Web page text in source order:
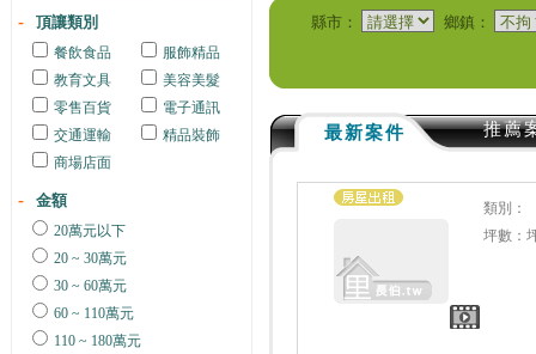
頂讓類別
餐飲食品
服飾精品
教育文具
美容美髮
零售百貨
電子通訊
交通運輸
精品裝飾
商場店面
金額
20萬元以下
20 ~ 30萬元
30 ~ 60萬元
60 ~ 110萬元
110 ~ 180萬元
縣市： 鄉鎮：
最新案件 推薦
類別：
坪數：